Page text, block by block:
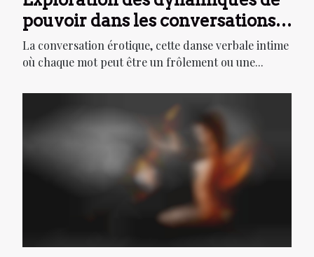
pouvoir dans les conversations
érotiques avec des trans
La conversation érotique, cette danse verbale intime
où chaque mot peut être un frôlement ou une...